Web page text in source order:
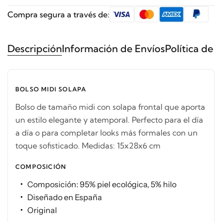
Compra segura a través de:
DescripciónInformación de EnvíosPolítica de
BOLSO MIDI SOLAPA
Bolso de tamaño midi con solapa frontal que aporta
un estilo elegante y atemporal. Perfecto para el día
a día o para completar looks más formales con un
toque sofisticado. Medidas: 15x28x6 cm
COMPOSICIÓN
Composición: 95% piel ecológica, 5% hilo
Diseñado en España
Original